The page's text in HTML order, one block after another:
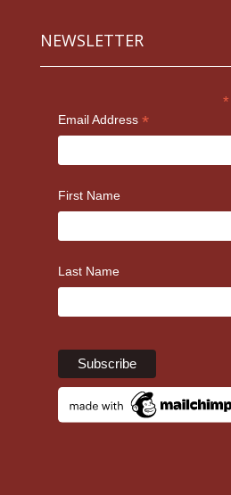
NEWSLETTER
*
Email Address *
First Name
Last Name